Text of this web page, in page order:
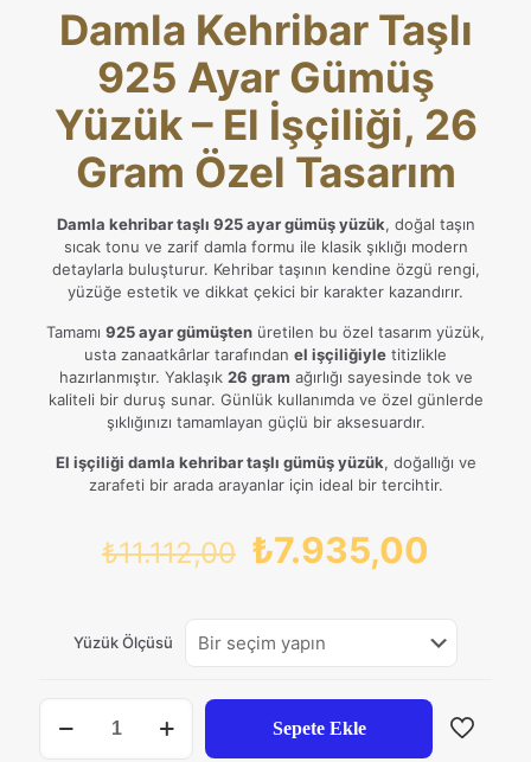
Damla Kehribar Taşlı
925 Ayar Gümüş
Yüzük – El İşçiliği, 26
Gram Özel Tasarım
Damla kehribar taşlı 925 ayar gümüş yüzük, doğal taşın
sıcak tonu ve zarif damla formu ile klasik şıklığı modern
detaylarla buluşturur. Kehribar taşının kendine özgü rengi,
yüzüğe estetik ve dikkat çekici bir karakter kazandırır.
Tamamı 925 ayar gümüşten üretilen bu özel tasarım yüzük,
usta zanaatkârlar tarafından el işçiliğiyle titizlikle
hazırlanmıştır. Yaklaşık 26 gram ağırlığı sayesinde tok ve
kaliteli bir duruş sunar. Günlük kullanımda ve özel günlerde
şıklığınızı tamamlayan güçlü bir aksesuardır.
El işçiliği damla kehribar taşlı gümüş yüzük, doğallığı ve
zarafeti bir arada arayanlar için ideal bir tercihtir.
₺11.112,00 Orijinal
₺11.112,00.
₺7.935,00
fiyat:
Yüzük Ölçüsü
Kehribar
Sepete Ekle